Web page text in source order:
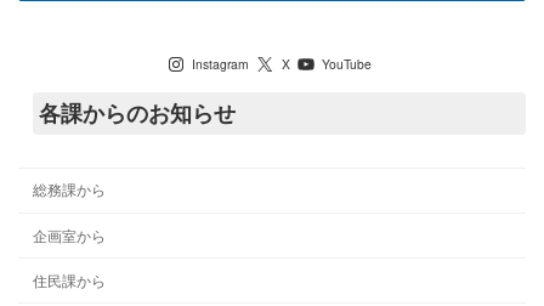
Instagram X YouTube
各課からのお知らせ
総務課から
企画室から
住民課から